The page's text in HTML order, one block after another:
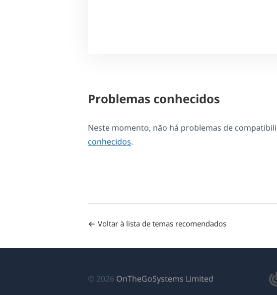
Problemas conhecidos
Neste momento, não há problemas de
conhecidos.
Voltar à lista de temas recomendados
© 2026 OnTheGoSystems Limited